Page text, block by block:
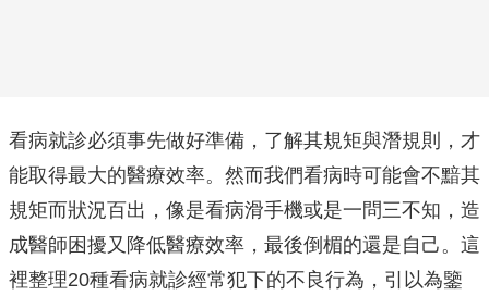
看病就診必須事先做好準備，了解其規矩與潛規則，才
能取得最大的醫療效率。然而我們看病時可能會不黯其
規矩而狀況百出，像是看病滑手機或是一問三不知，造
成醫師困擾又降低醫療效率，最後倒楣的還是自己。這
裡整理20種看病就診經常犯下的不良行為，引以為鑒